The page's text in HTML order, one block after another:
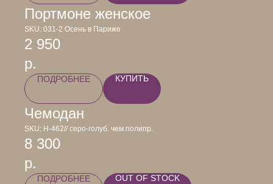
Портмоне женское
SKU: 031-2 Осень в Париже
2 950
р.
ПОДРОБНЕЕ КУПИТЬ
Чемодан
SKU: Н-462// серо-голуб. чем.полипр.
8 300
р.
ПОДРОБНЕЕ OUT OF STOCK